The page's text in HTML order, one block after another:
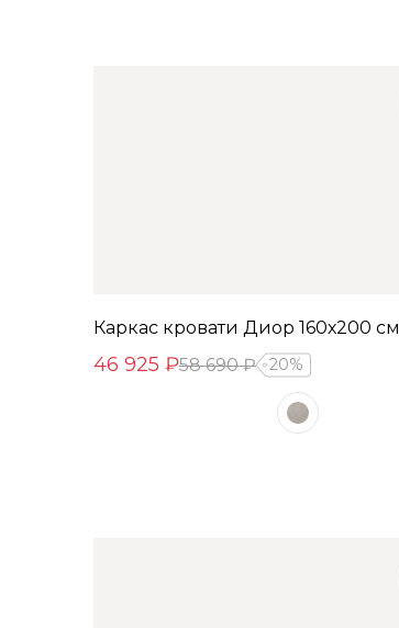
Каркас кровати Диор 160х200 см
46 925 ₽58 690 ₽ 20%